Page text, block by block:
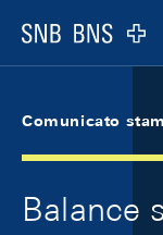
Logo
Comunicato
Balance